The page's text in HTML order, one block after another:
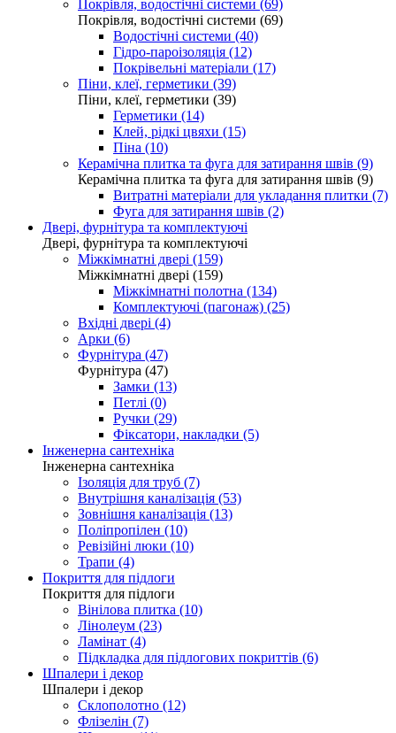
Покрівля, водостічні системи (69)
Покрівля, водостічні системи (69)
Водостічні системи (40)
Гідро-пароізоляція (12)
Покрівельні матеріали (17)
Піни, клеї, герметики (39)
Піни, клеї, герметики (39)
Герметики (14)
Клей, рідкі цвяхи (15)
Піна (10)
Керамічна плитка та фуга для затирання швів (9)
Керамічна плитка та фуга для затирання швів (9)
Витратні матеріали для укладання плитки (7)
Фуга для затирання швів (2)
Двері, фурнітура та комплектуючі
Двері, фурнітура та комплектуючі
Міжкімнатні двері (159)
Міжкімнатні двері (159)
Міжкімнатні полотна (134)
Комплектуючі (пагонаж) (25)
Вхідні двері (4)
Арки (6)
Фурнітура (47)
Фурнітура (47)
Замки (13)
Петлі (0)
Ручки (29)
Фіксатори, накладки (5)
Інженерна сантехніка
Інженерна сантехніка
Ізоляція для труб (7)
Внутрішня каналізація (53)
Зовнішня каналізація (13)
Поліпропілен (10)
Ревізійні люки (10)
Трапи (4)
Покриття для підлоги
Покриття для підлоги
Вінілова плитка (10)
Лінолеум (23)
Ламінат (4)
Підкладка для підлогових покриттів (6)
Шпалери і декор
Шпалери і декор
Склополотно (12)
Флізелін (7)